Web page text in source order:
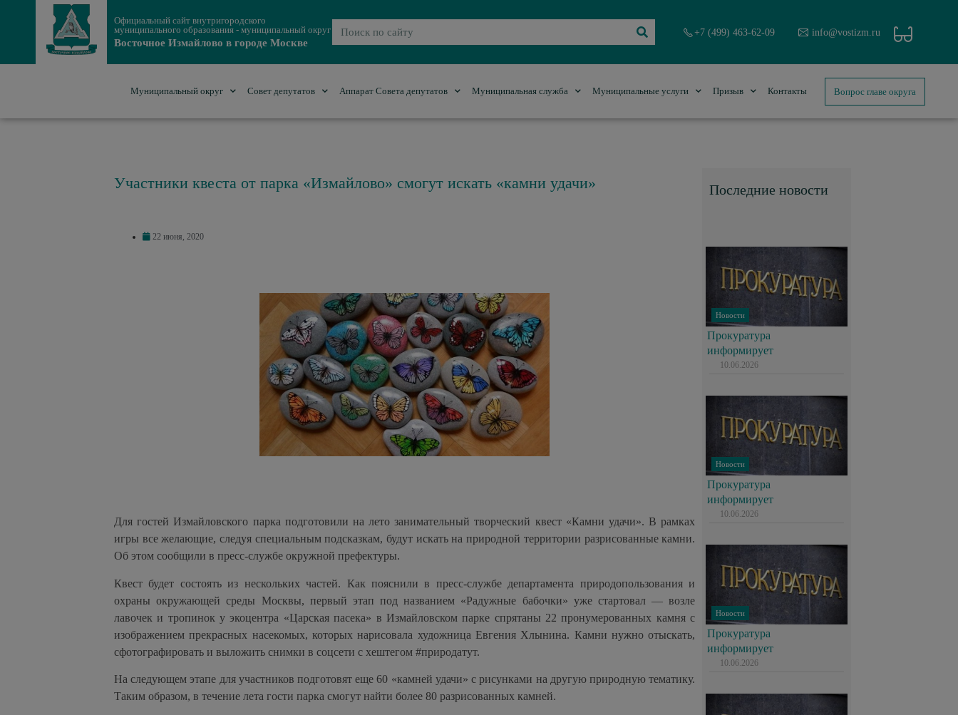
Официальный сайт внутригородского
муниципального образования - муниципальный округ
Восточное Измайлово в городе Москве
+7 (499) 463-62-09 info@vostizm.ru
Муниципальный округ Совет депутатов Аппарат Совета депутатов Муниципальная служба Муниципальные услуги Призыв Контакты Вопрос главе округа
Участники квеста от парка «Измайлово» смогут искать «камни удачи»
22 июня, 2020
Для гостей Измайловского парка подготовили на лето занимательный творческий квест «Камни удачи». В рамках
игры все желающие, следуя специальным подсказкам, будут искать на природной территории разрисованные камни.
Об этом сообщили в пресс-службе окружной префектуры.
Квест будет состоять из нескольких частей. Как пояснили в пресс-службе департамента природопользования и
охраны окружающей среды Москвы, первый этап под названием «Радужные бабочки» уже стартовал — возле
лавочек и тропинок у экоцентра «Царская пасека» в Измайловском парке спрятаны 22 пронумерованных камня с
изображением прекрасных насекомых, которых нарисовала художница Евгения Хлынина. Камни нужно отыскать,
сфотографировать и выложить снимки в соцсети с хештегом #природатут.
На следующем этапе для участников подготовят еще 60 «камней удачи» с рисунками на другую природную тематику.
Таким образом, в течение лета гости парка смогут найти более 80 разрисованных камней.
Последние новости
Новости
Прокуратура
информирует
10.06.2026
Новости
Прокуратура
информирует
10.06.2026
Новости
Прокуратура
информирует
10.06.2026